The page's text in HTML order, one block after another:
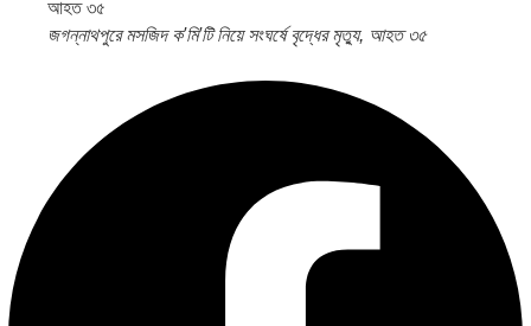
জগন্নাথপুরে মসজিদ ক'মি'টি নিয়ে সংঘর্ষে বৃদ্ধের মৃত্যু, আহত ৩৫